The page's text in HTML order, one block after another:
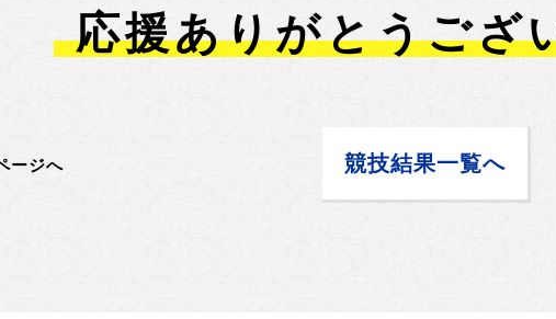
応援ありがとうござ
ージへ 競技結果一覧へ